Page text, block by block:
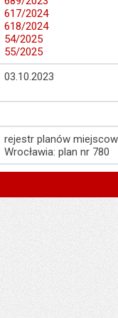
617/2024
618/2024
54/2025
55/2025
03.10.2023
rejestr planów
Wrocławia: plan nr 780